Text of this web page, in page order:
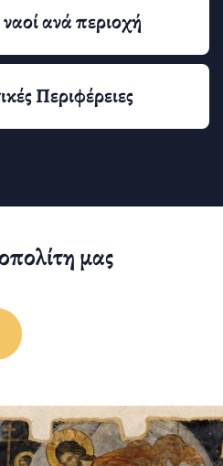
ανά περιοχή
Περιφέρειες
μας